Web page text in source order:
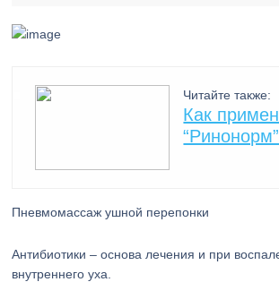
Читайте также:
Как
Пневмомассаж ушной перепонки
Антибиотики – основа лечения и при
внутреннего уха.